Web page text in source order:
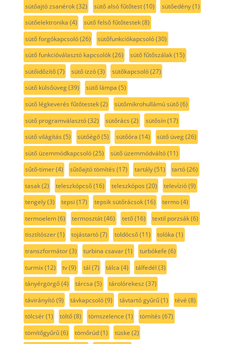
sütőajtó zsanérok(32) sütő alsó fűtőtest(10) sütőedény(1)
sütőelektronika (4) sütő felső fűtőtestek(8)
sütő forgókapcsoló(26) sütőfunkciókapcsoló(30)
sütő funkcióválasztó kapcsolók(26) sütő fűtőszálak(15)
sütőidőzítő(7) sütő izzó(3) sütőkapcsoló(27)
sütő külsőüveg(39) sütő lámpa (5)
sütő légkeverés fűtőtestek(2) sütőmikrohullámú sütő(6)
sütő programválasztó(32) sütőrács (2) sütősín(17)
sütő világítás (5) sütőégő(5) sütőóra (14) sütő üveg(26)
sütő üzemmódkapcsoló(25) sütő üzemmódváltó(11)
sűtő-timer(4) sűtőajtó tömítés (17) tartály(51) tartó(26)
tasak(2) teleszkópcső(16) teleszkópos (20) televízió(9)
tengely(3) tepsi (17) tepsik sütőrácsok(16) termo(4)
termoelem(6) termosztát(46) tető(16) textil porzsák(6)
tisztítószer(1) tojástartó(7) toldócső(11) tolóka (1)
transzformátor(3) turbina csavar(1) turbókefe (6)
turmix(12) tv(9) tál (7) tálca (4) tálfedél (3)
tányérgörgő(4) tárcsa (5) tárolórekesz (37)
távirányító(9) távkapcsoló(9) távtartó gyűrű(1) tévé (8)
tölcsér(1) töltő(8) tömszelence (1) tömítés (67)
tömítőgyűrű(6) tömőrúd(1) tüske (2)